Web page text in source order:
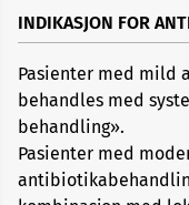
INDIKASJON FOR
Pasienter med mild
behandles med
behandling».
Pasienter med